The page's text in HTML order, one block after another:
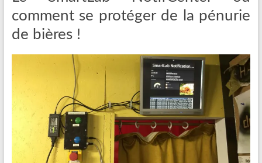
comment se protéger de la pénurie
de bières !